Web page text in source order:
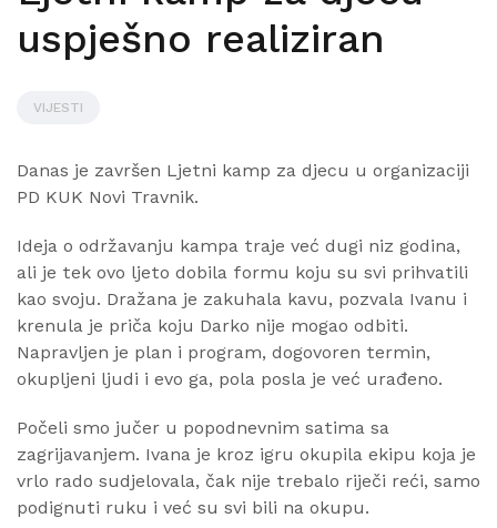
uspješno realiziran
VIJESTI
Danas je završen Ljetni kamp za djecu u organizaciji
PD KUK Novi Travnik.
Ideja o održavanju kampa traje već dugi niz godina,
ali je tek ovo ljeto dobila formu koju su svi prihvatili
kao svoju. Dražana je zakuhala kavu, pozvala Ivanu i
krenula je priča koju Darko nije mogao odbiti.
Napravljen je plan i program, dogovoren termin,
okupljeni ljudi i evo ga, pola posla je već urađeno.
Počeli smo jučer u popodnevnim satima sa
zagrijavanjem. Ivana je kroz igru okupila ekipu koja je
vrlo rado sudjelovala, čak nije trebalo riječi reći, samo
podignuti ruku i već su svi bili na okupu.